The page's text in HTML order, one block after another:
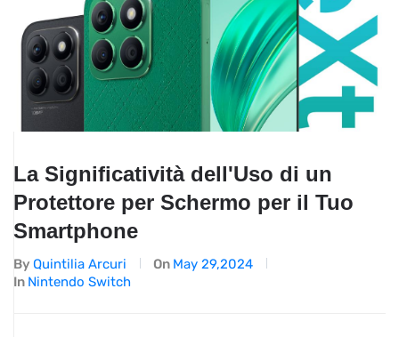
La Significatività dell'Uso di un
Protettore per Schermo per il Tuo
Smartphone
By Quintilia Arcuri On May 29,2024
In Nintendo Switch